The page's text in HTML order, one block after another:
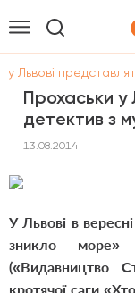
у Львові
Прохаськи у
детектив з
13.08.2014
У Львові в
зникло море»
(«Видавництво
кротячої саги